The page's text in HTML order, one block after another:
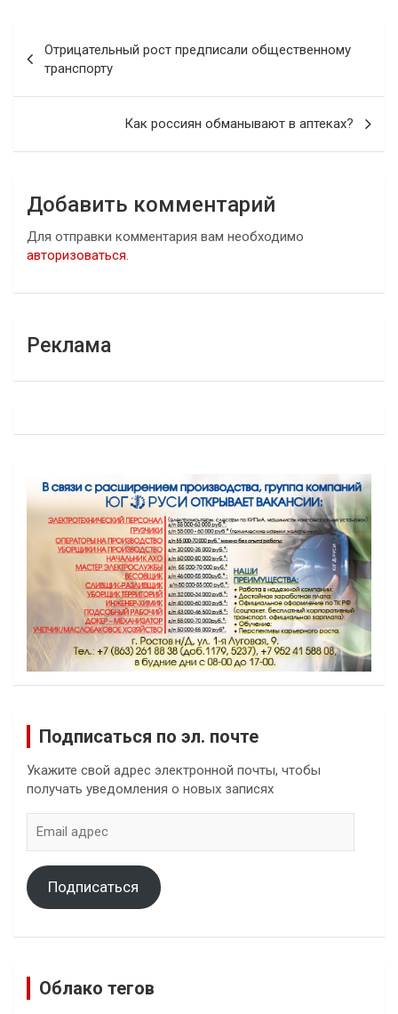
по
записям
Отрицательный рост предписали общественному
транспорту
Как россиян обманывают в аптеках?
Добавить комментарий
Для отправки комментария вам необходимо
авторизоваться.
Реклама
Подписаться по эл. почте
Укажите свой адрес электронной почты, чтобы
получать уведомления о новых записях
адрес
Подписаться
Облако тегов